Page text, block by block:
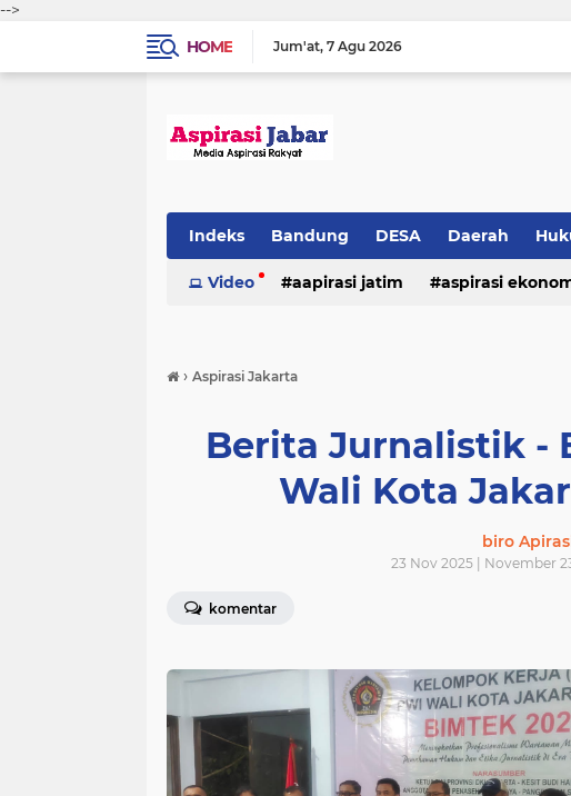
-->
HOME
Jum'at 7 Agu 2026
Indeks Bandung DESA Daerah
Video aapirasi jatim aspirasi
hukum & kriminal
› Aspirasi Jakarta
Berita Jurnalistik -
Wali Kota
biro
23 Nov 2025 | November
komentar